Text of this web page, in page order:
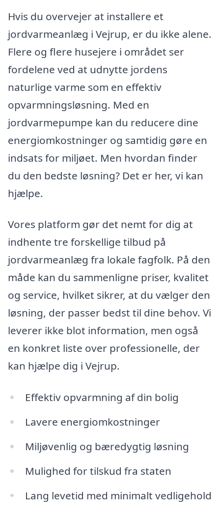
Hvis du overvejer at installere et
jordvarmeanlæg i Vejrup, er du ikke alene.
Flere og flere husejere i området ser
fordelene ved at udnytte jordens
naturlige varme som en effektiv
opvarmningsløsning. Med en
jordvarmepumpe kan du reducere dine
energiomkostninger og samtidig gøre en
indsats for miljøet. Men hvordan finder
du den bedste løsning? Det er her, vi kan
hjælpe.
Vores platform gør det nemt for dig at
indhente tre forskellige tilbud på
jordvarmeanlæg fra lokale fagfolk. På den
måde kan du sammenligne priser, kvalitet
og service, hvilket sikrer, at du vælger den
løsning, der passer bedst til dine behov. Vi
leverer ikke blot information, men også
en konkret liste over professionelle, der
kan hjælpe dig i Vejrup.
Effektiv opvarmning af din bolig
Lavere energiomkostninger
Miljøvenlig og bæredygtig løsning
Mulighed for tilskud fra staten
Lang levetid med minimalt vedligehold